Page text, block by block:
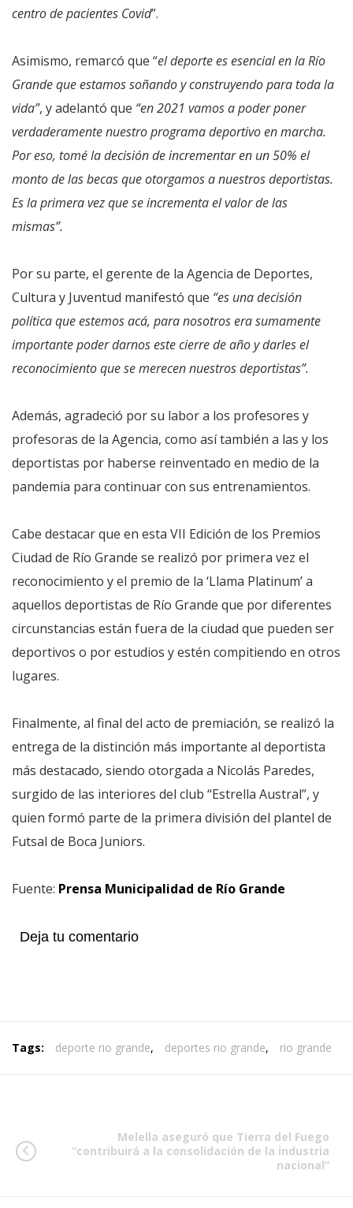
centro de pacientes Covid”.
Asimismo, remarcó que “el deporte es esencial en la Río
Grande que estamos soñando y construyendo para toda la
vida”, y adelantó que “en 2021 vamos a poder poner
verdaderamente nuestro programa deportivo en marcha.
Por eso, tomé la decisión de incrementar en un 50% el
monto de las becas que otorgamos a nuestros deportistas.
Es la primera vez que se incrementa el valor de las
mismas”.
Por su parte, el gerente de la Agencia de Deportes,
Cultura y Juventud manifestó que “es una decisión
política que estemos acá, para nosotros era sumamente
importante poder darnos este cierre de año y darles el
reconocimiento que se merecen nuestros deportistas”.
Además, agradeció por su labor a los profesores y
profesoras de la Agencia, como así también a las y los
deportistas por haberse reinventado en medio de la
pandemia para continuar con sus entrenamientos.
Cabe destacar que en esta VII Edición de los Premios
Ciudad de Río Grande se realizó por primera vez el
reconocimiento y el premio de la ‘Llama Platinum’ a
aquellos deportistas de Río Grande que por diferentes
circunstancias están fuera de la ciudad que pueden ser
deportivos o por estudios y estén compitiendo en otros
lugares.
Finalmente, al final del acto de premiación, se realizó la
entrega de la distinción más importante al deportista
más destacado, siendo otorgada a Nicolás Paredes,
surgido de las interiores del club “Estrella Austral”, y
quien formó parte de la primera división del plantel de
Futsal de Boca Juniors.
Fuente: Prensa Municipalidad de Río Grande
Deja tu comentario
Tags: deporte rio grande, deportes rio grande, rio grande
Melella aseguró que Tierra del Fuego
“contribuirá a la consolidación de la industria
nacional”